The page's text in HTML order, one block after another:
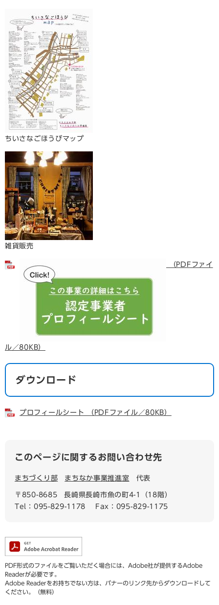
ちいさなごほうびマップ​
雑貨販売
（PDFファイ
ル／80KB）
ダウンロード
プロフィールシート （PDFファイル／80KB）
このページに関するお問い合わせ先
まちづくり部 まちなか事業推進室 代表
〒850-8685
長崎県長崎市魚の町4-1（18階）
Tel：095-829-1178
Fax：095-829-1175
PDF形式のファイルをご覧いただく場合には、Adobe社が提供するAdobe
Readerが必要です。
Adobe Readerをお持ちでない方は、バナーのリンク先からダウンロードして
ください。（無料）